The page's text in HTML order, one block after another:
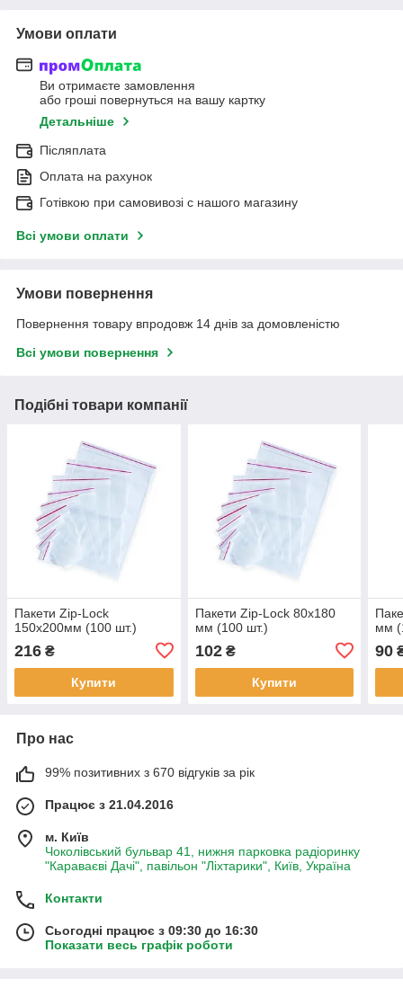
Умови оплати
Ви отримаєте замовлення
або гроші повернуться на вашу картку
Детальніше
Післяплата
Оплата на рахунок
Готівкою при самовивозі c нашого магазину
Всі умови оплати
Умови повернення
Повернення товару впродовж 14 днів за домовленістю
Всі умови повернення
Подібні товари компанії
Пакети Zip-Lock
150x200мм (100 шт.)
216 ₴
Купити
Пакети Zip-Lock 80x180
мм (100 шт.)
102₴
Купити
мм
90
Про нас
99% позитивних з 670 відгуків за рік
Працює з 21.04.2016
м. Київ
Чоколівський бульвар 41, нижня парковка радіоринку
"Караваєві Дачі", павільон "Ліхтарики", Київ, Україна
Контакти
Сьогодні працює з 09:30 до 16:30
Показати весь графік роботи